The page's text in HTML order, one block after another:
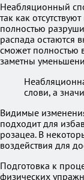
Неабляционный
так как
полностью
распада остаются
сможет полностью
заметны
слови, а
Видимые
подходит для
розацеа. В
воздействия для
Подготовка к
физических